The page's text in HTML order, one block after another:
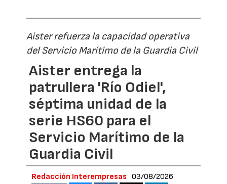
Aister refuerza la capacidad operativa
del Servicio Marítimo de la Guardia Civil
Aister entrega la
patrullera 'Río Odiel',
séptima unidad de la
serie HS60 para el
Servicio Marítimo de la
Guardia Civil
Redacción Interempresas 03/08/2026